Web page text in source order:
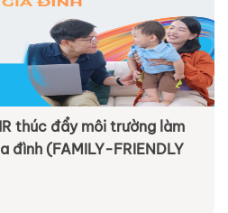
thúc đẩy môi trường làm
đình (FAMILY-FRIENDLY